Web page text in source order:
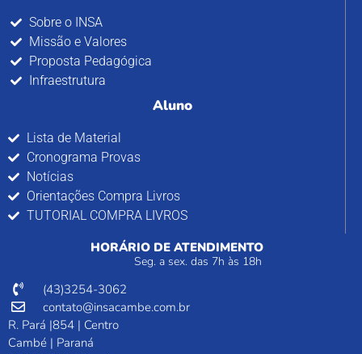
Sobre o INSA
Missão e Valores
Proposta Pedagógica
Infraestrutura
Aluno
Lista de Material
Cronograma Provas
Notícias
Orientações Compra Livros
TUTORIAL COMPRA LIVROS
HORÁRIO DE ATENDIMENTO
Seg. a sex. das 7h às 18h
(43)3254-3062
contato@insacambe.com.br
R. Pará |854 | Centro
Cambé | Paraná